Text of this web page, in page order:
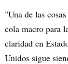
"Una de las
cola macro para
claridad en
Unidos sigue